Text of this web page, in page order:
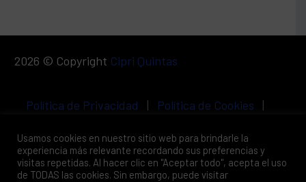
2026 © Copyright Cipri Quintas
Política de Privacidad | Política de Cookies |
Usamos cookies en nuestro sitio web para brindarle la
experiencia más relevante recordando sus preferencias y
visitas repetidas. Al hacer clic en "Aceptar todo", acepta el uso
de TODAS las cookies. Sin embargo, puede visitar